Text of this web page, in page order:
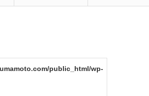
public_html/wp-